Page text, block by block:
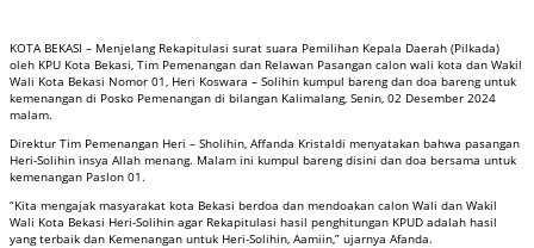
KOTA BEKASI – Menjelang Rekapitulasi surat suara Pemilihan Kepala Daerah (Pilkada)
oleh KPU Kota Bekasi, Tim Pemenangan dan Relawan Pasangan calon wali kota dan Wakil
Wali Kota Bekasi Nomor 01, Heri Koswara – Solihin kumpul bareng dan doa bareng untuk
kemenangan di Posko Pemenangan di bilangan Kalimalang, Senin, 02 Desember 2024
malam.
Direktur Tim Pemenangan Heri – Sholihin, Affanda Kristaldi menyatakan bahwa pasangan
Heri-Solihin insya Allah menang. Malam ini kumpul bareng disini dan doa bersama untuk
kemenangan Paslon 01.
“Kita mengajak masyarakat kota Bekasi berdoa dan mendoakan calon Wali dan Wakil
Wali Kota Bekasi Heri-Solihin agar Rekapitulasi hasil penghitungan KPUD adalah hasil
yang terbaik dan Kemenangan untuk Heri-Solihin, Aamiin,” ujarnya Afanda.